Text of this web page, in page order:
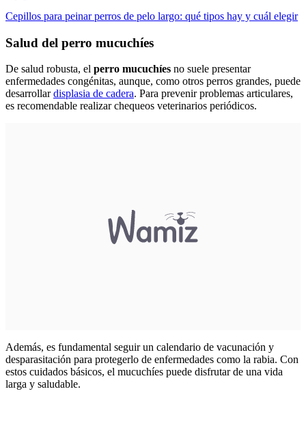
Cepillos para peinar perros de pelo largo: qué tipos hay y cuál elegir
Salud del perro mucuchíes
De salud robusta, el perro mucuchíes no suele presentar
enfermedades congénitas, aunque, como otros perros grandes, puede
desarrollardisplasia de cadera. Para prevenir problemas articulares,
es recomendable realizar chequeos veterinarios periódicos.
Además, es fundamental seguir un calendario de vacunación y
desparasitación para protegerlo de enfermedades como la rabia. Con
estos cuidados básicos, el mucuchíes puede disfrutar de una vida
larga y saludable.